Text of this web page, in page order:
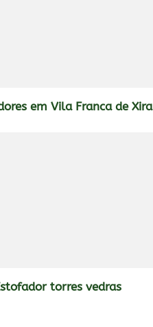
em Vila Franca de Xira
torres vedras